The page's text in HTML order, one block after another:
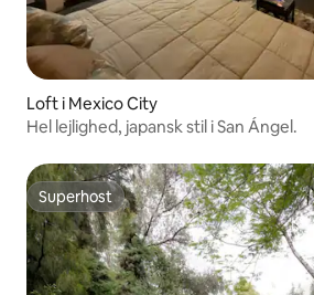
Loft i Mexico City
Hel lejlighed, japansk stil i San Ángel.
Superhost
Superhost